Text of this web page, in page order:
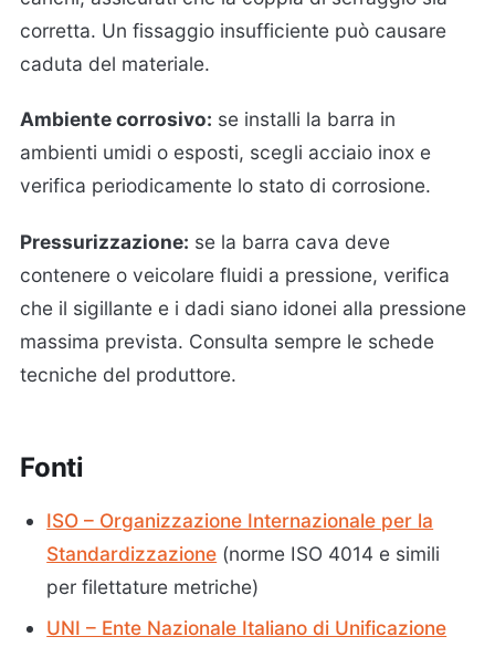
corretta. Un fissaggio insufficiente può causare
caduta del materiale.
Ambiente corrosivo: se installi la barra in
ambienti umidi o esposti, scegli acciaio inox e
verifica periodicamente lo stato di corrosione.
Pressurizzazione: se la barra cava deve
contenere o veicolare fluidi a pressione, verifica
che il sigillante e i dadi siano idonei alla pressione
massima prevista. Consulta sempre le schede
tecniche del produttore.
Fonti
ISO – Organizzazione Internazionale per la
Standardizzazione (norme ISO 4014 e simili
per filettature metriche)
UNI – Ente Nazionale Italiano di Unificazione